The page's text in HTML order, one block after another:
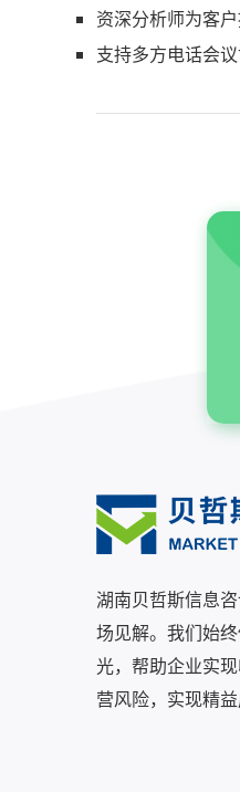
资深分析师为客
支持多方电话会
湖南贝哲斯信息
场见解。我们始
光，帮助企业实
营风险，实现精益